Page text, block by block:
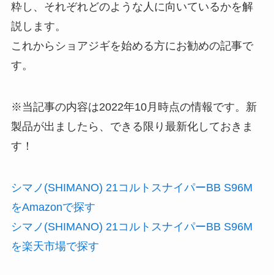
粋し、それぞれどのような人に向いているかを解
説します。
これからショアジギを始める方にお勧めの記事で
す。
※当記事の内容は2022年10月時点の情報です。新
製品が出ましたら、できる限り最新化しておきま
す！
シマノ(SHIMANO) 21コルトスナイパーBB S96M
をAmazonで探す
シマノ(SHIMANO) 21コルトスナイパーBB S96M
を楽天市場で探す